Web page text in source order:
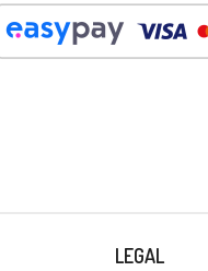
LEGAL